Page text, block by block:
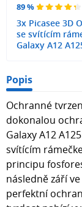
89 %
3x Picasee 3D
se svítícím
Galaxy A12
Popis
Ochranné
dokonalou
Galaxy A12
svítícím
principu
následně září
perfektní